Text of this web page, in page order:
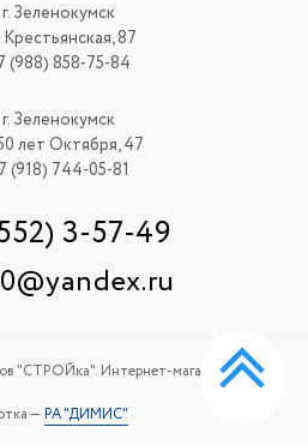
г. Зеленокумск
Крестьянская, 87
(988) 858-75-84
г. Зеленокумск
лет Октября, 47
(918) 744-05-81
3-57-49
"СТРОЙка". Интернет-магазин.
—РА "ДИМИС"